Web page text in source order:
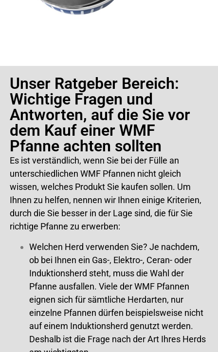
Unser Ratgeber Bereich:
Wichtige Fragen und
Antworten, auf die Sie vor
dem Kauf einer WMF
Pfanne achten sollten
Es ist verständlich, wenn Sie bei der Fülle an
unterschiedlichen WMF Pfannen nicht gleich
wissen, welches Produkt Sie kaufen sollen. Um
Ihnen zu helfen, nennen wir Ihnen einige Kriterien,
durch die Sie besser in der Lage sind, die für Sie
richtige Pfanne zu erwerben:
Welchen Herd verwenden Sie? Je nachdem,
ob bei Ihnen ein Gas-, Elektro-, Ceran- oder
Induktionsherd steht, muss die Wahl der
Pfanne ausfallen. Viele der WMF Pfannen
eignen sich für sämtliche Herdarten, nur
einzelne Pfannen dürfen beispielsweise nicht
auf einem Induktionsherd genutzt werden.
Deshalb ist die Frage nach der Art Ihres Herds